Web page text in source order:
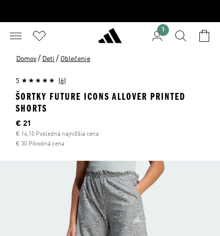
1
Domov / Deti / Oblečenie
5 (6)
ŠORTKY FUTURE ICONS ALLOVER PRINTED
SHORTS
Aktuálna cena
€ 21
€ 14,10 Posledná najnižšia cena
€ 30 Pôvodná cena